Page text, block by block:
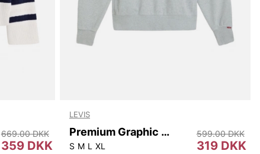
359 DKK
669.00 DKK
LEVIS
Premium Graphic Crew
S M L XL 319 DKK
599.00 DKK